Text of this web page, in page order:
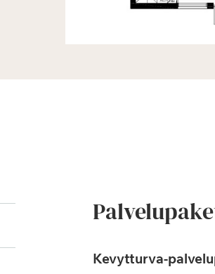
Kevytturva-